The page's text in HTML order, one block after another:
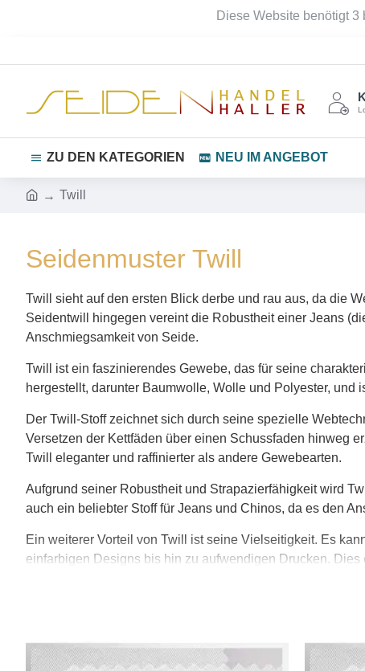
Diese Website benötigt
ZU DEN KATEGORIEN NEU IM ANGEBOT
Twill
Seidenmuster Twill
Twill sieht auf den ersten Blick derbe und rau aus, da die
Seidentwill hingegen vereint die Robustheit einer Jeans
Anschmiegsamkeit von Seide.
Twill ist ein faszinierendes Gewebe, das für seine
hergestellt, darunter Baumwolle, Wolle und Polyester, und
Der Twill-Stoff zeichnet sich durch seine spezielle
Versetzen der Kettfäden über einen Schussfaden hinweg
Twill eleganter und raffinierter als andere Gewebearten.
Aufgrund seiner Robustheit und Strapazierfähigkeit wird
auch ein beliebter Stoff für Jeans und Chinos, da es den
Ein weiterer Vorteil von Twill ist seine Vielseitigkeit. Es
einfarbigen Designs bis hin zu aufwendigen Drucken.